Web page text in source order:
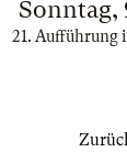
21. Aufführung